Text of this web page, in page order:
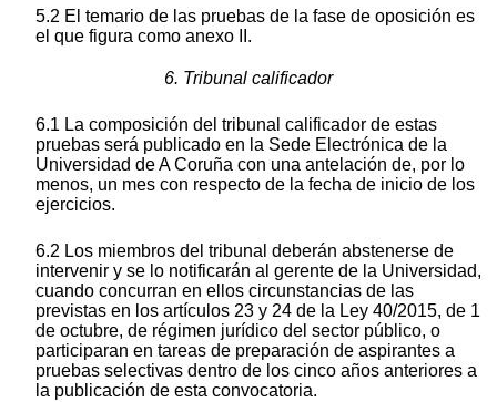
5.2 El temario de las pruebas de la fase de oposición es
el que figura como anexo II.
6. Tribunal calificador
6.1 La composición del tribunal calificador de estas
pruebas será publicado en la Sede Electrónica de la
Universidad de A Coruña con una antelación de, por lo
menos, un mes con respecto de la fecha de inicio de los
ejercicios.
6.2 Los miembros del tribunal deberán abstenerse de
intervenir y se lo notificarán al gerente de la Universidad,
cuando concurran en ellos circunstancias de las
previstas en los artículos 23 y 24 de la Ley 40/2015, de 1
de octubre, de régimen jurídico del sector público, o
participaran en tareas de preparación de aspirantes a
pruebas selectivas dentro de los cinco años anteriores a
la publicación de esta convocatoria.